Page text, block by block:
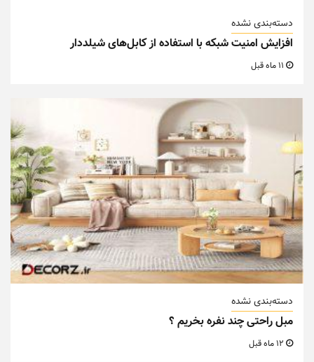
دسته‌بندی نشده
افزایش امنیت شبکه با استفاده از کابل‌های شیلددار
دسته‌بندی نشده
مبل راحتی چند نفره بخریم ؟